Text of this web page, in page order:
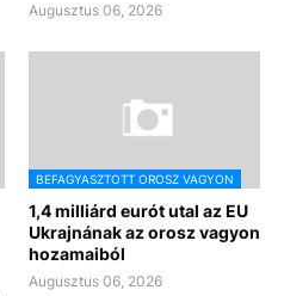
Augusztus 06, 2026
BEFAGYASZTOTT OROSZ VAGYON
1,4 milliárd eurót utal az EU
Ukrajnának az orosz vagyon
hozamaiból
Augusztus 06, 2026